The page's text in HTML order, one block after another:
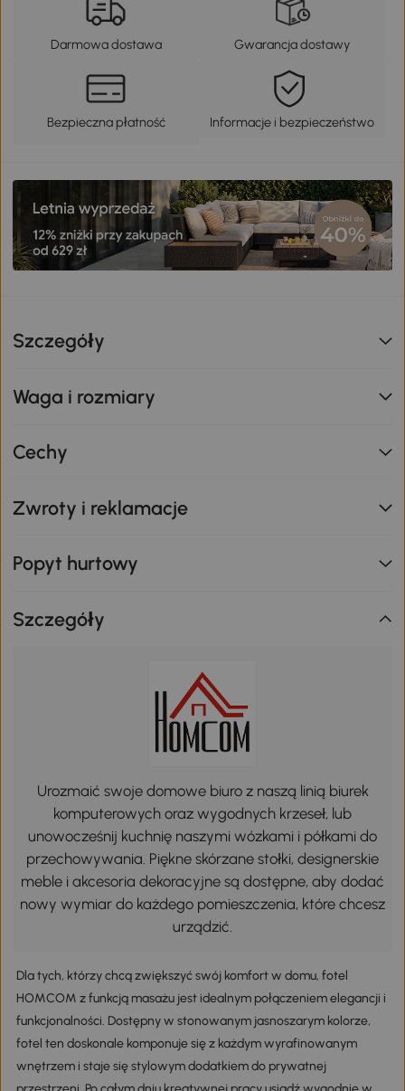
Darmowa dostawa Gwarancja dostawy
Bezpieczna płatność Informacje i bezpieczeństwo
Szczegóły
Waga i rozmiary
Cechy
Zwroty i reklamacje
Popyt hurtowy
Szczegóły
Urozmaić swoje domowe biuro z naszą linią biurek
komputerowych oraz wygodnych krzeseł, lub
unowocześnij kuchnię naszymi wózkami i półkami do
przechowywania. Piękne skórzane stołki, designerskie
meble i akcesoria dekoracyjne są dostępne, aby dodać
nowy wymiar do każdego pomieszczenia, które chcesz
urządzić.
Dla tych, którzy chcą zwiększyć swój komfort w domu, fotel
HOMCOM z funkcją masażu jest idealnym połączeniem elegancji i
funkcjonalności. Dostępny w stonowanym jasnoszarym kolorze,
fotel ten doskonale komponuje się z każdym wyrafinowanym
wnętrzem i staje się stylowym dodatkiem do prywatnej